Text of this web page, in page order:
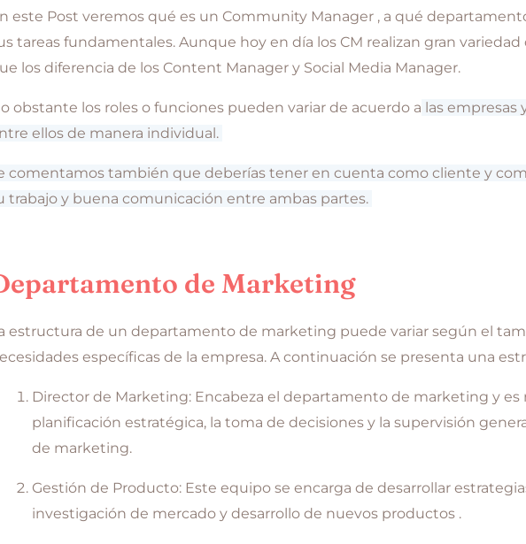
este Post veremos qué es un Community Manager , a qué
tareas fundamentales. Aunque hoy en día los CM realizan gran
los diferencia de los Content Manager y Social Media Manager.
obstante los roles o funciones pueden variar de acuerdo a las empresas
ellos de manera individual.
comentamos también que deberías tener en cuenta como cliente y
trabajo y buena comunicación entre ambas partes.
de Marketing
estructura de un departamento de marketing puede variar según el
específicas de la empresa. A continuación se presenta una
Director de Marketing: Encabeza el departamento de marketing y es
planificación estratégica, la toma de decisiones y la supervisión
de marketing.
Gestión de Producto: Este equipo se encarga de desarrollar
investigación de mercado y desarrollo de nuevos productos .